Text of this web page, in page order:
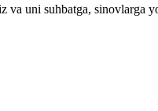
uni suhbatga, sinovlarga